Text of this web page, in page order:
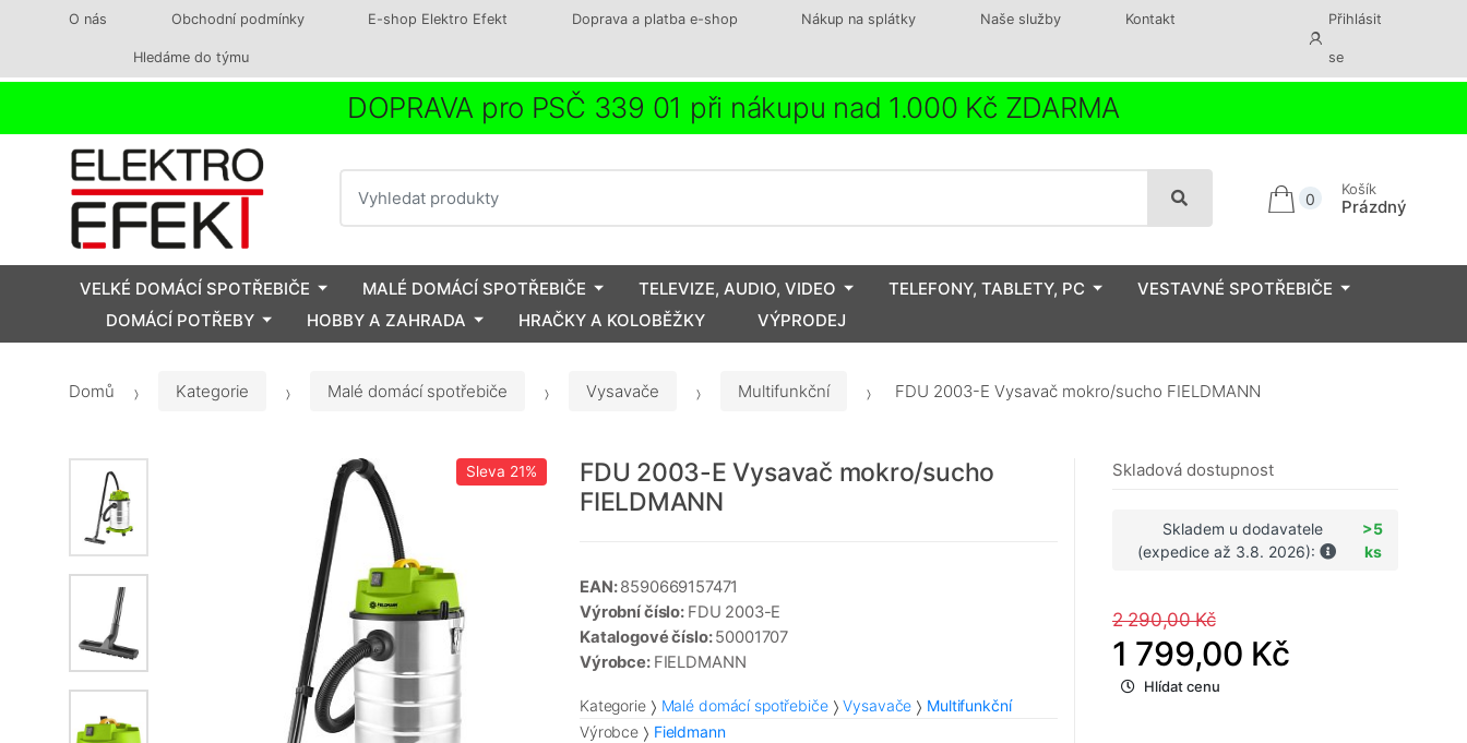
O nás Obchodní podmínky E-shop Elektro Efekt Doprava a platba e-shop Nákup na splátky Naše služby Kontakt
Hledáme do týmu
Přihlásit
se
DOPRAVA pro PSČ 339 01 při nákupu nad 1.000 Kč ZDARMA
0
Košík
Prázdný
VELKÉ DOMÁCÍ SPOTŘEBIČE MALÉ DOMÁCÍ SPOTŘEBIČE TELEVIZE, AUDIO, VIDEO TELEFONY, TABLETY, PC
VESTAVNÉ SPOTŘEBIČE
DOMÁCÍ POTŘEBY
HOBBY A ZAHRADA HRAČKY A KOLOBĚŽKY VÝPRODEJ
Domů Kategorie Malé domácí spotřebiče Vysavače Multifunkční FDU 2003-E Vysavač mokro/sucho FIELDMANN
Sleva 21%
FDU 2003-E Vysavač mokro/sucho
FIELDMANN
EAN:8590669157471
Výrobní číslo: FDU 2003-E
Katalogové číslo:50001707
Výrobce: FIELDMANN
Kategorie Malé domácí spotřebiče Vysavače
Multifunkční
Výrobce
Fieldmann
Skladová dostupnost
Skladem u dodavatele
(expedice až 3.8. 2026):
>5
ks
2 290,00 Kč
1 799,00 Kč
Hlídat cenu